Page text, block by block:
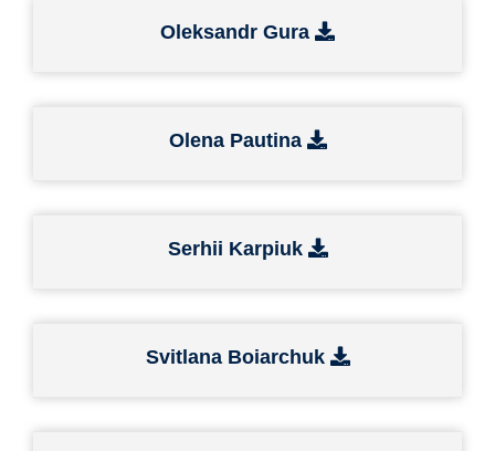
Oleksandr Gura
Olena Pautina
Serhii Karpiuk
Svitlana Boiarchuk